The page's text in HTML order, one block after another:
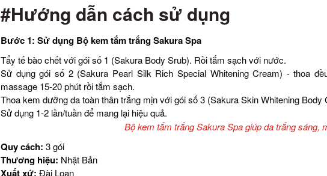
#Hướng dẫn cách sử dụng
Bước 1: Sử dụng Bộ kem tắm trắng Sakura Spa
Tẩy tế bào chết với gói số 1 (Sakura Body Srub). Rồi tắm sạch với nước.
Sử dụng gói số 2 (Sakura Pearl Silk Rich Special Whitening Cream) - thoa
massage 15-20 phút rồi tắm sạch.
Thoa kem dưỡng da toàn thân trắng mịn với gói số 3 (Sakura Skin Whitening Body
Sử dụng 1-2 lần/tuần để mang lại hiệu quả.
Bộ kem tắm trắng Sakura Spa giúp da trắng sáng,
Quy cách: 3 gói
Thương hiệu: Nhật Bản
Xuất xứ: Đài Loan